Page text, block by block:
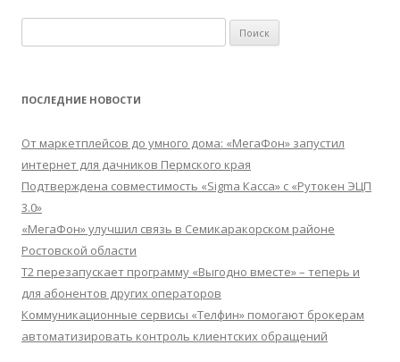
ПОСЛЕДНИЕ НОВОСТИ
От маркетплейсов до умного дома: «МегаФон» запустил
интернет для дачников Пермского края
Подтверждена совместимость «Sigma Касса» с «Рутокен ЭЦП
3.0»
«МегаФон» улучшил связь в Семикаракорском районе
Ростовской области
Т2 перезапускает программу «Выгодно вместе» – теперь и
для абонентов других операторов
Коммуникационные сервисы «Телфин» помогают брокерам
автоматизировать контроль клиентских обращений